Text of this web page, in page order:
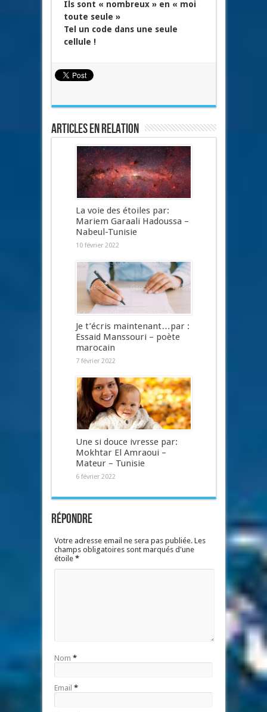
Ils sont « nombreux » en « moi
toute seule »
Tel un code dans une seule
cellule !
Articles en relation
La voie des étoiles par:
Mariem Garaali Hadoussa –
Nabeul-Tunisie
10 février 2022
Je t’écris maintenant…par :
Essaid Manssouri – poète
marocain
7 février 2022
Une si douce ivresse par:
Mokhtar El Amraoui –
Mateur – Tunisie
6 février 2022
Répondre
Votre adresse email ne sera pas publiée. Les
champs obligatoires sont marqués d'une
étoile *
Nom *
Email *